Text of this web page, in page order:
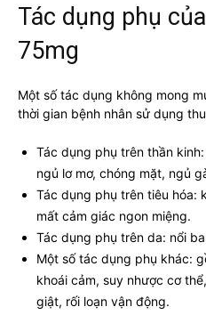
Tác dụng phụ
75mg
Một số tác dụng không mong
thời gian bệnh nhân sử dụng
Tác dụng phụ trên thần
ngủ lơ mơ, chóng mặt, ngủ
Tác dụng phụ trên tiêu hóa:
mất cảm giác ngon miệng.
Tác dụng phụ trên da: nổi
Một số tác dụng phụ khác:
khoái cảm, suy nhược cơ
giật, rối loạn vận động.